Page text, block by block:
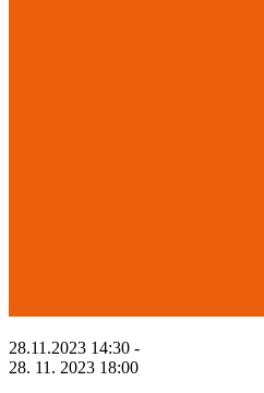
28.11.2023 14:30 -
28. 11. 2023 18:00